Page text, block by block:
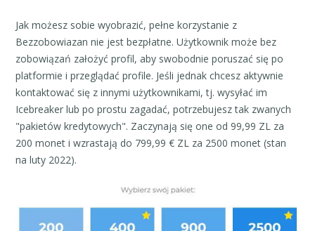
Jak możesz sobie wyobrazić, pełne korzystanie z
Bezzobowiazan nie jest bezpłatne. Użytkownik może bez
zobowiązań założyć profil, aby swobodnie poruszać się po
platformie i przeglądać profile. Jeśli jednak chcesz aktywnie
kontaktować się z innymi użytkownikami, tj. wysyłać im
Icebreaker lub po prostu zagadać, potrzebujesz tak zwanych
"pakietów kredytowych". Zaczynają się one od 99,99 ZL za
200 monet i wzrastają do 799,99 € ZL za 2500 monet (stan
na luty 2022).